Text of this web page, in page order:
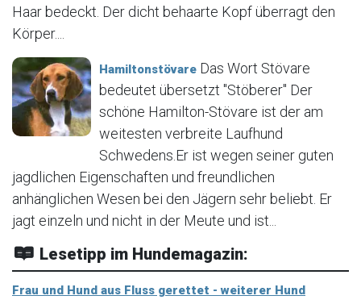
Haar bedeckt. Der dicht behaarte Kopf überragt den
Körper....
Hamiltonstövare Das Wort Stövare
bedeutet übersetzt "Stöberer" Der
schöne Hamilton-Stövare ist der am
weitesten verbreite Laufhund
Schwedens.Er ist wegen seiner guten
jagdlichen Eigenschaften und freundlichen
anhänglichen Wesen bei den Jägern sehr beliebt. Er
jagt einzeln und nicht in der Meute und ist...
Lesetipp im Hundemagazin:
Frau und Hund aus Fluss gerettet - weiterer Hund